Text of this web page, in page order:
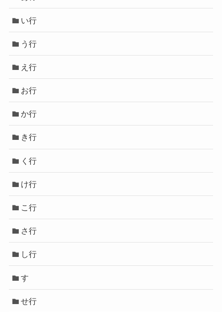
い行
う行
え行
お行
か行
き行
く行
け行
こ行
さ行
し行
す
せ行